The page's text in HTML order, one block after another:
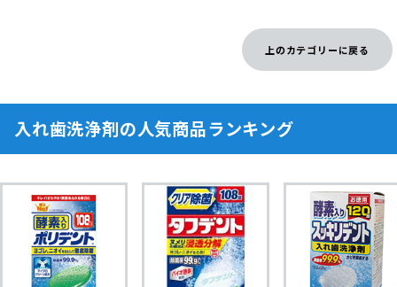
上のカテゴリーに戻る
入れ歯洗浄剤の人気商品ランキング